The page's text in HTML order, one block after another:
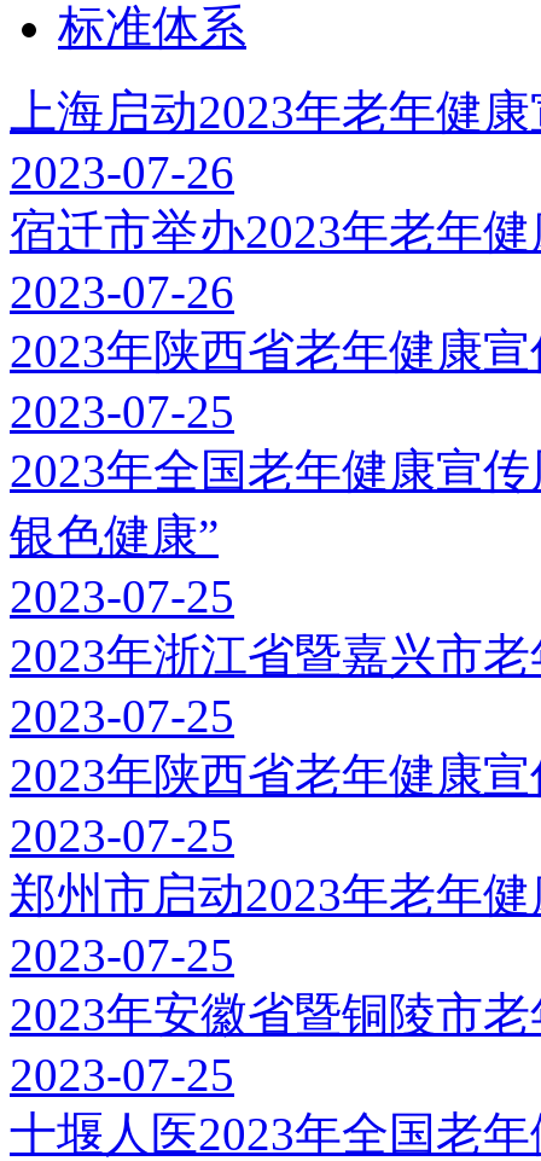
标准体系
上海启动2023年老年健
2023-07-26
宿迁市举办2023年老年
2023-07-26
2023年陕西省老年健康
2023-07-25
2023年全国老年健康宣
银色健康”
2023-07-25
2023年浙江省暨嘉兴市
2023-07-25
2023年陕西省老年健康
2023-07-25
郑州市启动2023年老年
2023-07-25
2023年安徽省暨铜陵市
2023-07-25
十堰人医2023年全国老